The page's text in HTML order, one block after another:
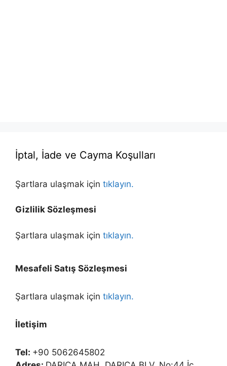
İptal, İade ve Cayma Koşulları
Şartlara ulaşmak için tıklayın.
Gizlilik Sözleşmesi
Şartlara ulaşmak için tıklayın.
Mesafeli Satış Sözleşmesi
Şartlara ulaşmak için tıklayın.
İletişim
Tel: +90 5062645802